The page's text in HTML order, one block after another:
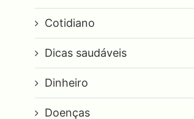
Cotidiano
Dicas saudáveis
Dinheiro
Doenças